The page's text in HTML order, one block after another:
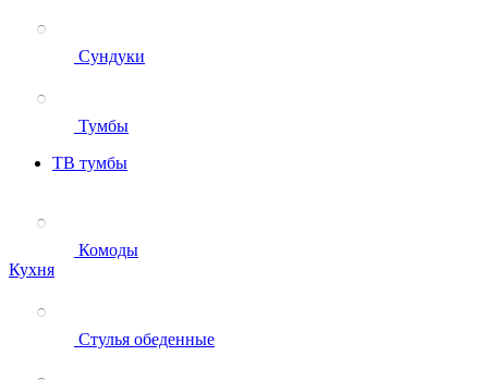
Сундуки
Тумбы
ТВ тумбы
Комоды
Кухня
Стулья обеденные